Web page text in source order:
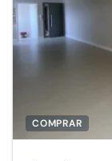
COMPRAR